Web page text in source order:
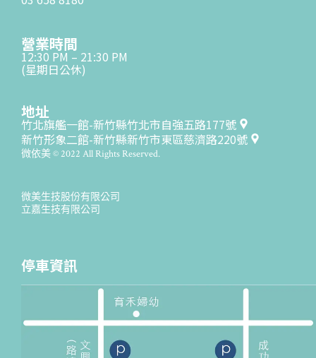
營業時間
12:30 PM – 21:30 PM
(星期日公休)
地址
竹北旗艦一館-新竹縣竹北市自強五路177號
新竹形象二館-新竹縣新竹市東區慈濟路220號
微依美 © 2022 All Rights Reserved.
微美生技股份有限公司
立嘉生技有限公司
停車資訊